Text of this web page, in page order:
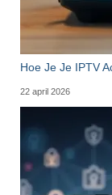
Hoe Je Je IPTV
22 april 2026